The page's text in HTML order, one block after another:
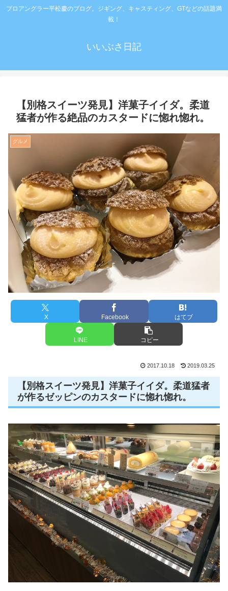
プロアングラー平松慶のブログ。ジギング、キャスティング、GTなどの話題満
載！
いいぶさ日記
【別格スイーツ発見】洋菓子イイダ。柔道
猛者が作る絶品のカスタードに惚れ惚れ。
グルメ
X Facebook はてブ
LINE コピー
2017.10.18 2019.03.25
【別格スイーツ発見】洋菓子イイダ。柔道猛者
が作るゼッピンのカスタードに惚れ惚れ。